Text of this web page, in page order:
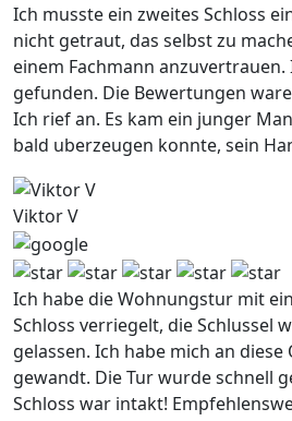
Ich musste ein zweites Schloss
nicht getraut, das selbst zu
einem Fachmann anzuvertrauen.
gefunden. Die Bewertungen
Ich rief an. Es kam ein junger
bald uberzeugen konnte, sein
Viktor V
Ich habe die Wohnungstur mit
Schloss verriegelt, die Schlussel
gelassen. Ich habe mich an
gewandt. Die Tur wurde schnell
Schloss war intakt!